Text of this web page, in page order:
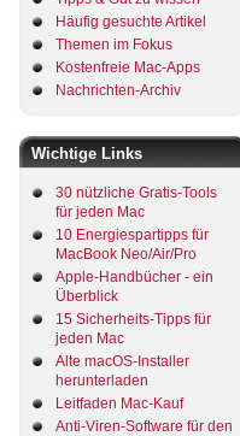
Häufig gesuchte Artikel
Themen im Fokus
Kostenfreie Mac-Apps
Nachrichten-Archiv
Wichtige Links
30 nützliche Gratis-Tools
für jeden Mac
10 Energiespartipps für
MacBook Neo/Air/Pro
Apple-Handbücher - ein
Überblick
15 Sicherheits-Tipps für
jeden Mac
Alte macOS-Installer
herunterladen
Leitfaden Mac-Kauf
Anti-Viren-Software für den